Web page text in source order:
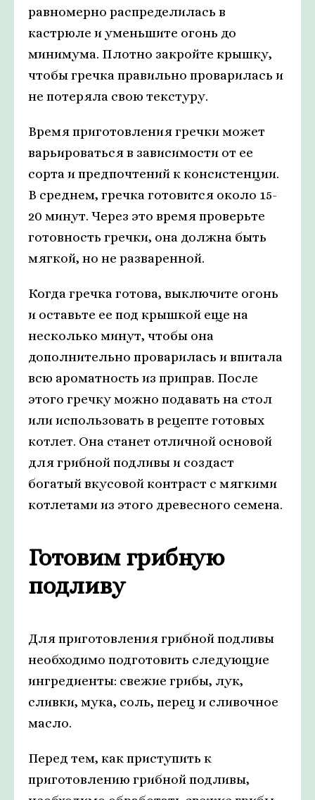
равномерно распределилась в
кастрюле и уменьшите огонь до
минимума. Плотно закройте крышку,
чтобы гречка правильно проварилась и
не потеряла свою текстуру.
Время приготовления гречки может
варьироваться в зависимости от ее
сорта и предпочтений к консистенции.
В среднем, гречка готовится около 15-
20 минут. Через это время проверьте
готовность гречки, она должна быть
мягкой, но не разваренной.
Когда гречка готова, выключите огонь
и оставьте ее под крышкой еще на
несколько минут, чтобы она
дополнительно проварилась и впитала
всю ароматность из приправ. После
этого гречку можно подавать на стол
или использовать в рецепте готовых
котлет. Она станет отличной основой
для грибной подливы и создаст
богатый вкусовой контраст с мягкими
котлетами из этого древесного семена.
Готовим грибную
подливу
Для приготовления грибной подливы
необходимо подготовить следующие
ингредиенты: свежие грибы, лук,
сливки, мука, соль, перец и сливочное
масло.
Перед тем, как приступить к
приготовлению грибной подливы,